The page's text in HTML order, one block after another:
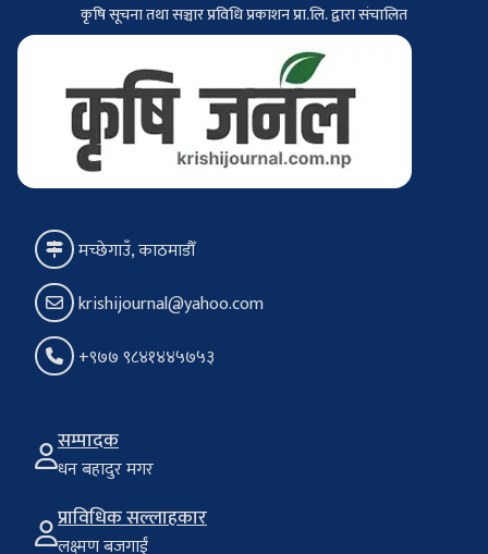
कृषि सूचना तथा सञ्चार प्रविधि प्रकाशन प्रा.लि. द्वारा संचालित
मच्छेगाउँ, काठमाडौँ
krishijournal@yahoo.com
+९७७ ९८४१४४५७५३
सम्पादक
धन बहादुर मगर
प्राविधिक सल्लाहकार
लक्ष्मण बजगाईं